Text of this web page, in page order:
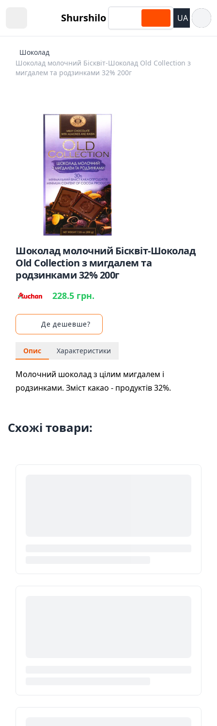
Shurshilo UA
Шоколад
Шоколад молочний Бісквіт-Шоколад Оld Collection з
мигдалем та родзинками 32% 200г
Шоколад молочний Бісквіт-Шоколад
Оld Collection з мигдалем та
родзинками 32% 200г
228.5 грн.
Де дешевше?
Опис Характеристики
Молочний шоколад з цілим мигдалем і
родзинками. Зміст какао - продуктів 32%.
Схожі товари: